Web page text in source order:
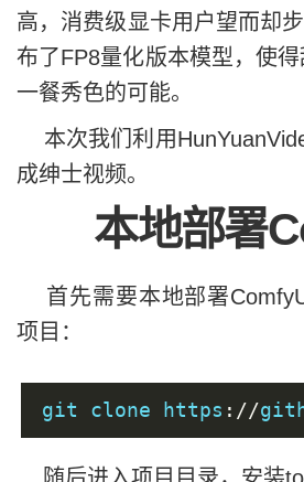
高，消费级显卡用户望而却
布了FP8量化版本模型，使
一餐秀色的可能。
本次我们利用
成绅士视频。
本地部署
首先需要本地部署
项目：
git clone https ://